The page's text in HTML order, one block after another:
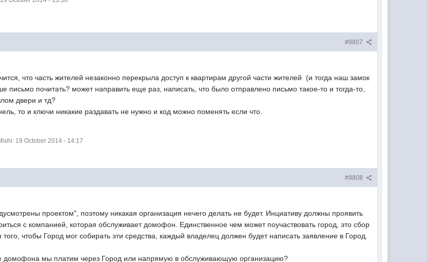
#9807
что часть жителей незаконно перекрыла доступ к квартирам другой части жителей (и тогда наш замок
письмо почитать? может направить еще раз, написать, что было отправлено письмо такое-то и тогда-то,
двери и тд?
то и ключи никакие раздавать не нужно и код можно поменять если что.
19 October 2014 - 14:17
#9808
проектом", поэтому никакая организация нечего делать не будет. Инциативу должны проявить
с компанией, которая обслуживает домофон. Единственное чем может поучаствовать город, это сбор
чтобы Город мог собирать эти средства, каждый владелец должен будет написать заявление в Город.
домофона мы платим через Город или напрямую в обслуживающую организацию?